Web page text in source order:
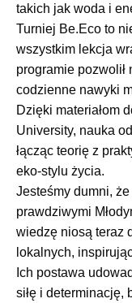
takich jak woda i
Turniej Be.Eco to
wszystkim lekcja
programie pozwolił
codzienne nawyki
Dzięki materiałom
University, nauka
łącząc teorię z
eko-stylu życia.
Jesteśmy dumni,
prawdziwymi
wiedzę niosą teraz
lokalnych,
Ich postawa
siłę i determinację,